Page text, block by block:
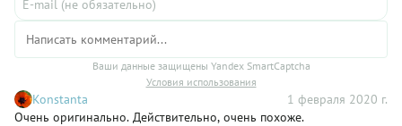
Ваши данные защищены Yandex SmartCaptcha
Условия использования
Konstanta
1 февраля 2020 г.
Очень оригинально. Действительно, очень похоже.